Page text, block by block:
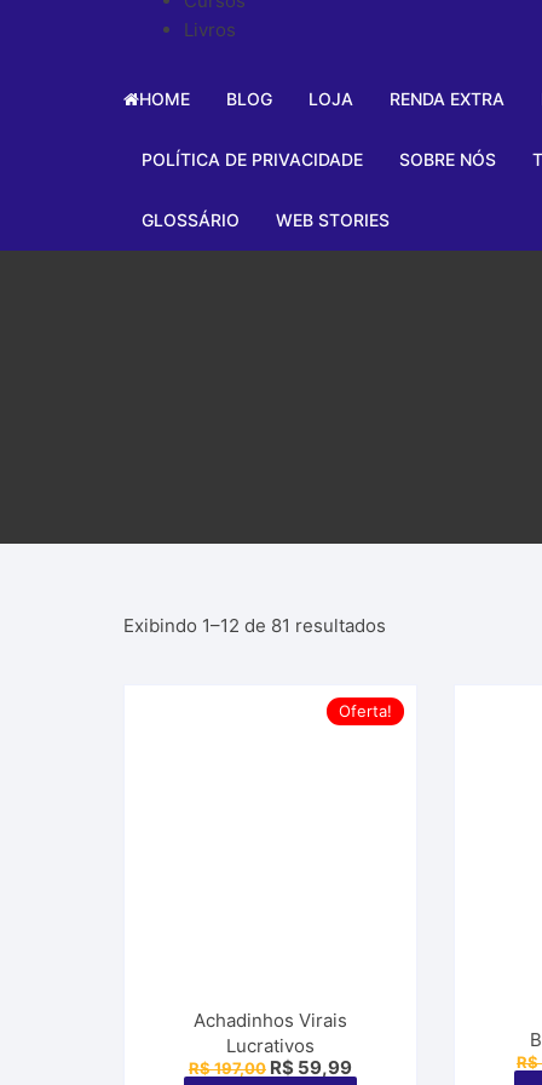
Livros
HOME BLOG LOJA RENDA EXTRA
Renda Extra:
POLÍTICA DE PRIVACIDADE SOBRE NÓS
GLOSSÁRIO WEB STORIES
Exibindo 1–12 de 81 resultados
Oferta!
Achadinhos Virais
Lucrativos
R$197,00 O
R$ 59,99O R$